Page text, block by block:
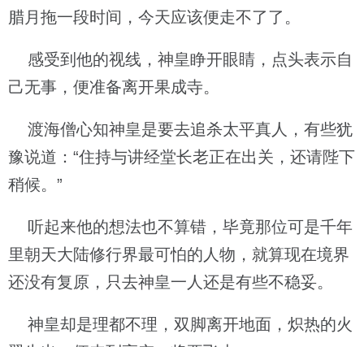
腊月拖一段时间，今天应该便走不了了。
感受到他的视线，神皇睁开眼睛，点头表示自
己无事，便准备离开果成寺。
渡海僧心知神皇是要去追杀太平真人，有些犹
豫说道：“住持与讲经堂长老正在出关，还请陛下
稍候。”
听起来他的想法也不算错，毕竟那位可是千年
里朝天大陆修行界最可怕的人物，就算现在境界
还没有复原，只去神皇一人还是有些不稳妥。
神皇却是理都不理，双脚离开地面，炽热的火